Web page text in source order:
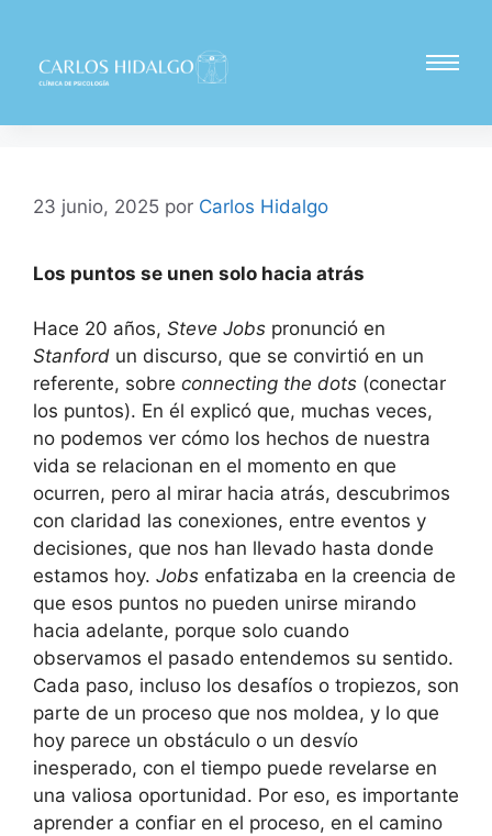
23 junio, 2025 por Carlos Hidalgo
Los puntos se unen solo hacia atrás
Hace 20 años, Steve Jobs pronunció en
Stanford un discurso, que se convirtió en un
referente, sobre connecting the dots (conectar
los puntos). En él explicó que, muchas veces,
no podemos ver cómo los hechos de nuestra
vida se relacionan en el momento en que
ocurren, pero al mirar hacia atrás, descubrimos
con claridad las conexiones, entre eventos y
decisiones, que nos han llevado hasta donde
estamos hoy. Jobs enfatizaba en la creencia de
que esos puntos no pueden unirse mirando
hacia adelante, porque solo cuando
observamos el pasado entendemos su sentido.
Cada paso, incluso los desafíos o tropiezos, son
parte de un proceso que nos moldea, y lo que
hoy parece un obstáculo o un desvío
inesperado, con el tiempo puede revelarse en
una valiosa oportunidad. Por eso, es importante
aprender a confiar en el proceso, en el camino